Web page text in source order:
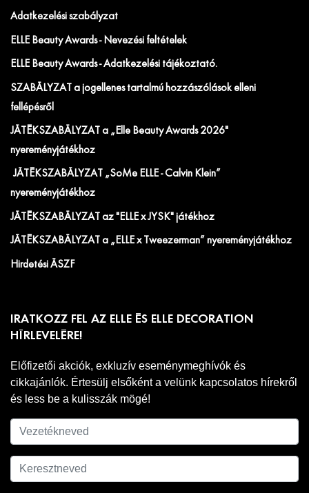
Adatkezelési szabályzat
ELLE Beauty Awards - Nevezési feltételek
ELLE Beauty Awards - Adatkezelési tájékoztató.
SZABÁLYZAT a jogellenes tartalmú hozzászólások elleni
fellépésről
JÁTÉKSZABÁLYZAT a „Elle Beauty Awards 2026"
nyereményjátékhoz
JÁTÉKSZABÁLYZAT „SoMe ELLE - Calvin Klein”
nyereményjátékhoz
JÁTÉKSZABÁLYZAT az "ELLE x JYSK" játékhoz
JÁTÉKSZABÁLYZAT a „ELLE x Tweezerman” nyereményjátékhoz
Hirdetési ÁSZF
IRATKOZZ FEL AZ ELLE ÉS ELLE DECORATION
HÍRLEVELÉRE!
Előfizetői akciók, exkluzív eseménymeghívók és
cikkajánlók. Értesülj elsőként a velünk kapcsolatos hírekről
és less be a kulisszák mögé!